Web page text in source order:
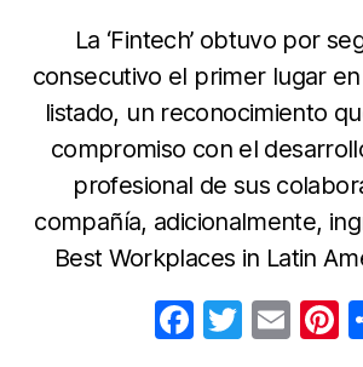
La ‘Fintech’ obtuvo por
consecutivo el primer lugar
listado, un reconocimiento
compromiso con el
profesional de sus
compañía, adicionalmente,
Best Workplaces in Latin
F T E